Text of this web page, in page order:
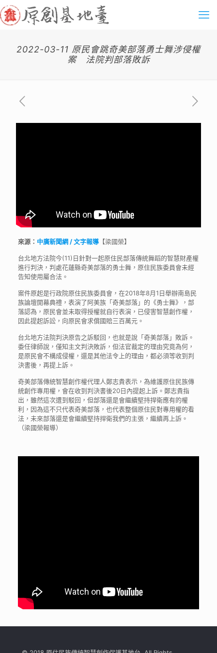
2022-03-11 原民會跳奇美部落勇士舞涉侵權
案 法院判部落敗訴
來源： 中廣新聞網 / 文字報導【梁國榮】
台北地方法院今(11)日針對一起原住民部落傳統舞蹈的智慧財產權
進行判決，判處花蓮縣奇美部落的勇士舞，原住民族委員會未經
告知使用屬合法。
案件原起是行政院原住民族委員會，在2018年8月1日舉辦南島民
族論壇開幕典禮，表演了阿美族「奇美部落」的《勇士舞》，部
落認為，原民會並未取得授權就自行表演，已侵害智慧創作權，
因此提起訴訟，向原民會求償國賠三百萬元。
台北地方法院判決原告之訴駁回，也就是說「奇美部落」敗訴。
委任律師說，僅知主文判決敗訴，但法官裁定的理由究竟為何，
是原民會不構成侵權，還是其他法令上的理由，都必須等收到判
決書後，再提上訴。
奇美部落傳統智慧創作權代理人鄭志貴表示，為維護原住民族傳
統創作專用權，會在收到判決書後20日內提起上訴。鄭志貴指
出，雖然這次遭到駁回，但部落還是會繼續堅持捍衛應有的權
利，因為這不只代表奇美部落，也代表整個原住民對專用權的看
法，未來部落還是會繼續堅持捍衛我們的主張，繼續再上訴。
（梁國榮報導）